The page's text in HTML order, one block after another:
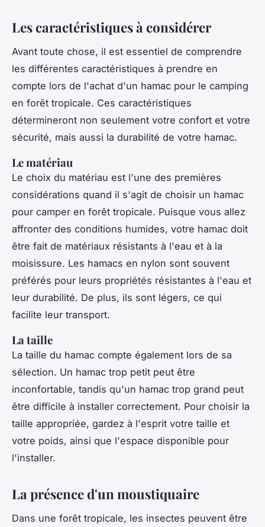
Les caractéristiques à considérer
Avant toute chose, il est essentiel de comprendre
les différentes caractéristiques à prendre en
compte lors de l'achat d'un hamac pour le camping
en forêt tropicale. Ces caractéristiques
détermineront non seulement votre confort et votre
sécurité, mais aussi la durabilité de votre hamac.
Le matériau
Le choix du matériau est l'une des premières
considérations quand il s'agit de choisir un hamac
pour camper en forêt tropicale. Puisque vous allez
affronter des conditions humides, votre hamac doit
être fait de matériaux résistants à l'eau et à la
moisissure. Les hamacs en nylon sont souvent
préférés pour leurs propriétés résistantes à l'eau et
leur durabilité. De plus, ils sont légers, ce qui
facilite leur transport.
La taille
La taille du hamac compte également lors de sa
sélection. Un hamac trop petit peut être
inconfortable, tandis qu'un hamac trop grand peut
être difficile à installer correctement. Pour choisir la
taille appropriée, gardez à l'esprit votre taille et
votre poids, ainsi que l'espace disponible pour
l'installer.
La présence d'un moustiquaire
Dans une forêt tropicale, les insectes peuvent être